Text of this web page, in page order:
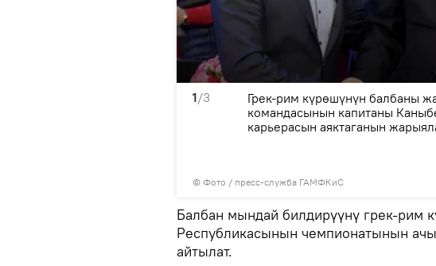
1/3
© Фото / пресс-служба ГАМФКиС
Грек-рим күрөшүнүн балбаны
командасынын капитаны
карьерасын аяктаганын
Балбан мындай билдирүүнү грек-рим
Республикасынын чемпионатынын
айтылат.